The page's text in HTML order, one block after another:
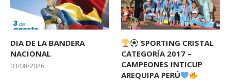
DIA DE LA BANDERA
NACIONAL
03/08/2026
SPORTING CRISTAL
CATEGORÍA 2017 –
CAMPEONES INTICUP
AREQUIPA PERÚ